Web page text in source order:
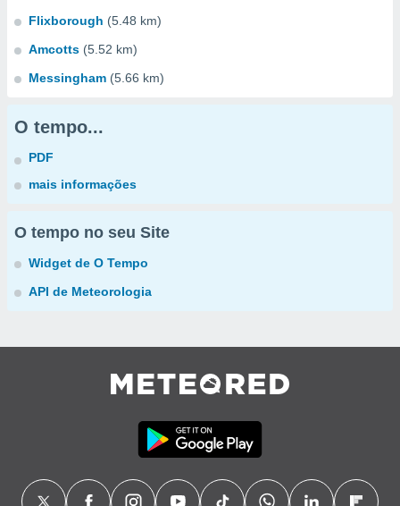
Flixborough (5.48 km)
Amcotts (5.52 km)
Messingham (5.66 km)
O tempo...
PDF
mais informações
O tempo no seu Site
Widget de O Tempo
API de Meteorologia